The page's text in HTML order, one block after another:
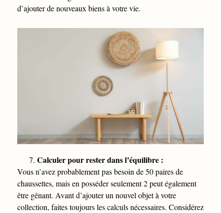
d’ajouter de nouveaux biens à votre vie.
Calculer pour rester dans l’équilibre :
Vous n’avez probablement pas besoin de 50 paires de
chaussettes, mais en posséder seulement 2 peut également
être gênant. Avant d’ajouter un nouvel objet à votre
collection, faites toujours les calculs nécessaires. Considérez